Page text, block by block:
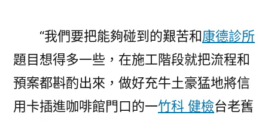
“我們要把能夠碰到的艱苦和康德診所
題目想得多一些，在施工階段就把流程和
預案都斟酌出來，做好充牛土豪猛地將信
用卡插進咖啡館門口的一竹科 健檢台老舊